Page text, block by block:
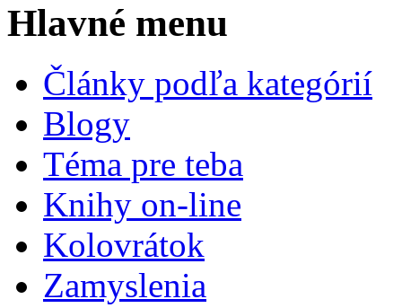
Hlavné menu
Články podľa kategórií
Blogy
Téma pre teba
Knihy on-line
Kolovrátok
Zamyslenia